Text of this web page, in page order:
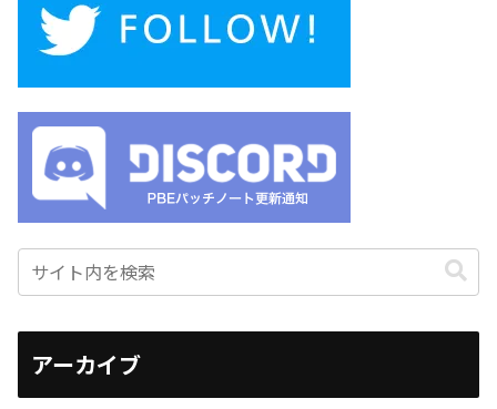
アーカイブ